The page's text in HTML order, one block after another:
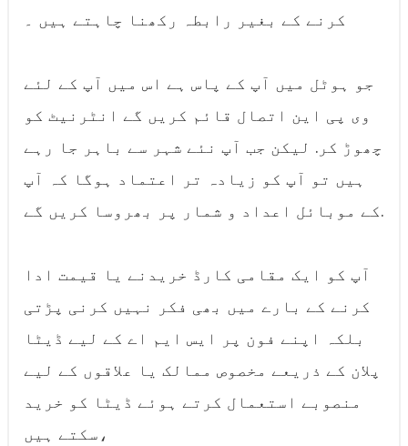
کرنے کے بغیر رابطہ رکھنا چاہتے ہیں ۔
جو ہوٹل میں آپ کے پاس ہے اس میں آپ کے لئے
وی پی این اتصال قائم کریں گے انٹرنیٹ کو
چھوڑ کر. لیکن جب آپ نئے شہر سے باہر جا رہے
ہیں تو آپ کو زیادہ تر اعتماد ہوگا کہ آپ
کے موبائل اعداد و شمار پر بھروسا کریں گے.
آپ کو ایک مقامی کارڈ خریدنے یا قیمت ادا
کرنے کے بارے میں بھی فکر نہیں کرنی پڑتی
بلکہ اپنے فون پر ایس ایم اے کے لیے ڈیٹا
پلان کے ذریعے مخصوص ممالک یا علاقوں کے لیے
منصوبے استعمال کرتے ہوئے ڈیٹا کو خرید
سکتے ہیں،